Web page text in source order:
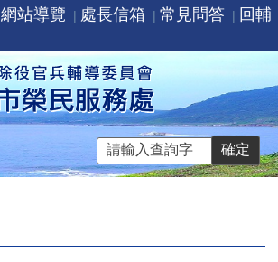
網站導覽 處長信箱 常見問答
回輔